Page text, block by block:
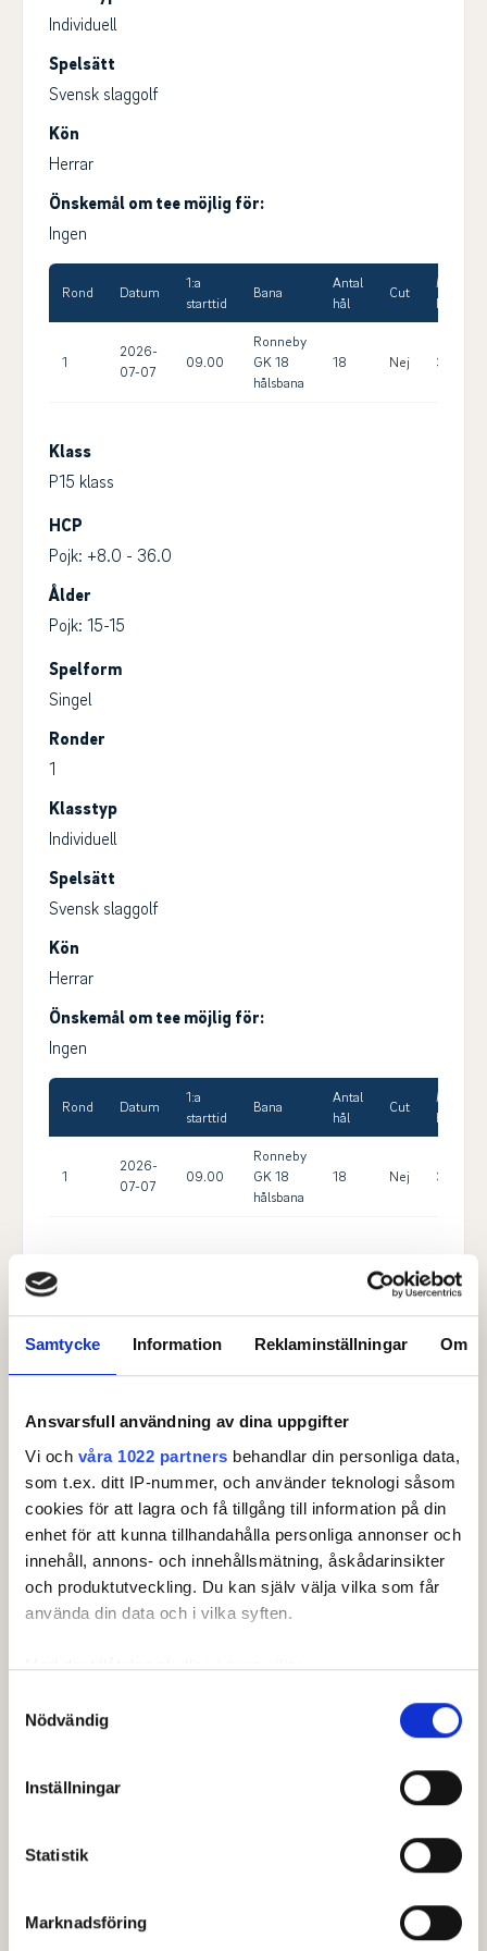
Samtycke Information Reklaminställningar Om
Ansvarsfull användning av dina uppgifter
Vi och våra 1022 partners behandlar din personliga data,
som t.ex. ditt IP-nummer, och använder teknologi såsom
cookies för att lagra och få tillgång till information på din
enhet för att kunna tillhandahålla personliga annonser och
innehåll, annons- och innehållsmätning, åskådarinsikter
och produktutveckling. Du kan själv välja vilka som får
använda din data och i vilka syften.
Med din tillåtelse skulle vi även vilja:
kan ha en noggrannhet på upp till flera meter
Ta reda på mer om hur dina personliga uppgifter
Du kan ändra eller dra tillbaka ditt samtycke när som
Vi använder enhetsidentifierare för att anpassa innehållet
Nödvändig
Inställningar
Statistik
Marknadsföring
Individuell
Spelsätt
Svensk slaggolf
Kön
Herrar
Önskemål om tee möjlig för:
Ingen
Rond Datum
1:a
starttid
Bana
Antal
hål
Cut
Max
HCP
1
2026-
07-07
09.00
Ronneby
GK 18
hålsbana
18 Nej 36.0
Klass
P15 klass
HCP
Pojk: +8.0 - 36.0
Ålder
Pojk: 15-15
Spelform
Singel
Ronder
1
Klasstyp
Individuell
Spelsätt
Svensk slaggolf
Kön
Herrar
Önskemål om tee möjlig för:
Ingen
Rond Datum
1:a
starttid
Bana
Antal
hål
Cut
Max
HCP
1
2026-
07-07
09.00
Ronneby
GK 18
hålsbana
18 Nej 36.0
P16 klass
HCP
Pojk: +8.0 - 36.0
Spelform
Singel
Ronder
1
Klasstyp
Svensk slaggolf
Herrar
Ingen
Rond Datum Cut
Max
HCP